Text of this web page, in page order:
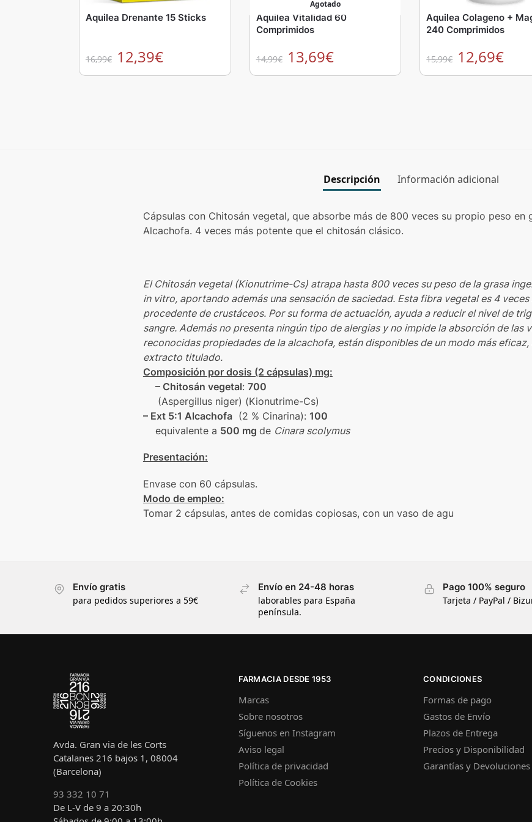
Aquilea Drenante 15 Sticks
16,99€ 12,39€
Agotado
Aquilea Vitalidad 60
Comprimidos
14,99€ 13,69€
Aquilea Colageno +
240 Comprimidos
15,99€ 12,69€
Descripción Información adicional
Cápsulas con Chitosán vegetal, que absorbe más de 800 veces su propio peso
Alcachofa. 4 veces más potente que el chitosán clásico.
El Chitosán vegetal (Kionutrime-Cs) atrapa hasta 800 veces su peso de la grasa
in vitro, aportando además una sensación de saciedad. Esta fibra vegetal es 4
procedente de crustáceos. Por su forma de actuación, ayuda a reducir el nivel de
sangre. Además no presenta ningún tipo de alergias y no impide la absorción de las
reconocidas propiedades de la alcachofa, están disponibles de un modo más
extracto titulado.
Composición por dosis (2 cápsulas) mg:
– Chitosán vegetal: 700
(Aspergillus niger) (Kionutrime-Cs)
– Ext 5:1 Alcachofa(2 % Cinarina): 100
equivalente a 500 mg de Cinara scolymus
Presentación:
Envase con 60 cápsulas.
Modo de empleo:
Tomar 2 cápsulas, antes de comidas copiosas, con un vaso de agu
Envío gratis
para pedidos superiores a 59€
Envío en 24-48 horas
laborables para España
península.
Pago 100% seguro
Tarjeta / PayPal /
Avda. Gran via de les Corts
Catalanes 216 bajos 1, 08004
(Barcelona)
93 332 10 71
De L-V de 9 a 20:30h
FARMACIA DESDE 1953
Marcas
Sobre nosotros
Síguenos en Instagram
Aviso legal
Política de privacidad
Política de Cookies
CONDICIONES
Formas de pago
Gastos de Envío
Plazos de Entrega
Precios y Disponibilidad
Garantías y Devoluciones